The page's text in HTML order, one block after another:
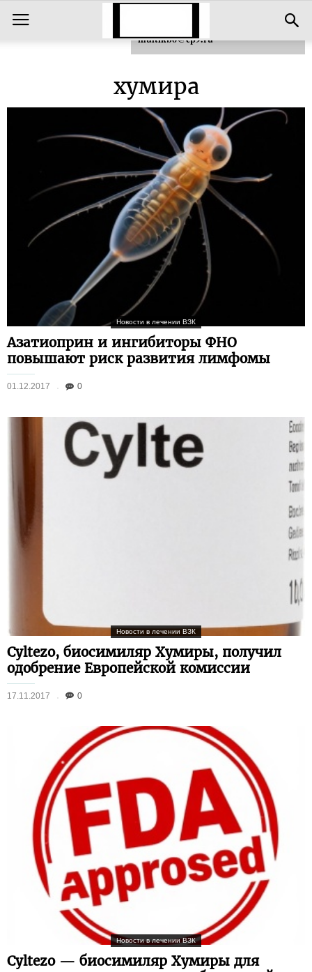
хумира
Новости в лечении ВЗК
Азатиоприн и ингибиторы ФНО
повышают риск развития лимфомы
01.12.2017 0
Новости в лечении ВЗК
Cyltezo, биосимиляр Хумиры, получил
одобрение Европейской комиссии
17.11.2017 0
Новости в лечении ВЗК
Cyltezo — биосимиляр Хумиры для
Для любых предложений по сайту:
multikbo@cp9.ru